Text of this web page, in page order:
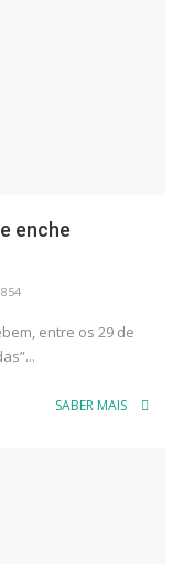
enche
854
entre os 29 de
SABER MAIS